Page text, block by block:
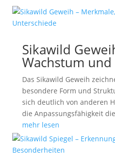
Sikawild
Wachstum
Das Sikawild Geweih
besondere Form und
sich deutlich von anderen
die Anpassungsfähigkeit
mehr lesen